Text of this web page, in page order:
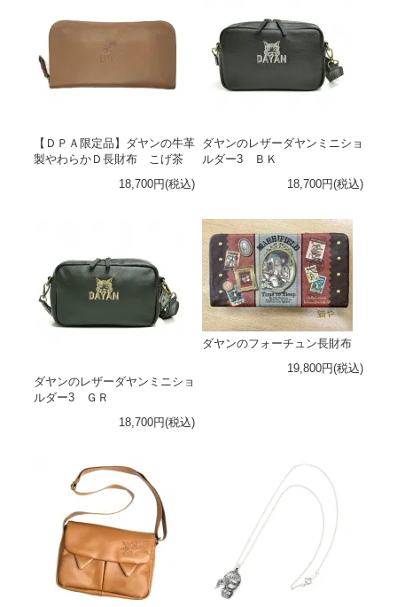
【ＤＰＡ限定品】ダヤンの牛革
製やわらかＤ長財布 こげ茶
18,700円(税込)
ダヤンのレザーダヤンミニショ
ルダー3 ＢＫ
18,700円(税込)
ダヤンのレザーダヤンミニショ
ルダー3 ＧＲ
18,700円(税込)
ダヤンのフォーチュン長財布
19,800円(税込)